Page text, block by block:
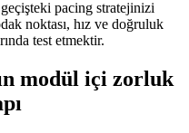
pacing stratejinizi
noktası, hız ve doğruluk
test etmektir.
modül içi zorluk